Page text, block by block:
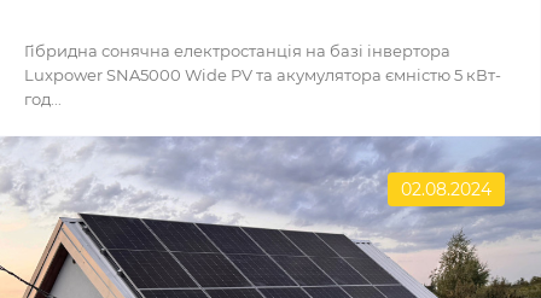
Гібридна сонячна електростанція на базі інвертора
Luxpower SNA5000 Wide PV та акумулятора ємністю 5 кВт-
год...
02.08.2024